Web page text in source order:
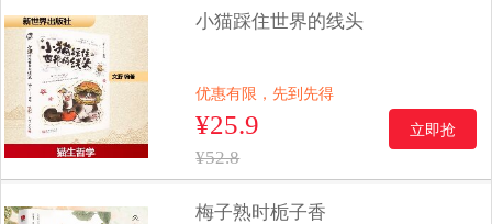
小猫踩住世界的线头
优惠有限，先到先得
¥25.9
¥52.8
立即抢
梅子熟时栀子香